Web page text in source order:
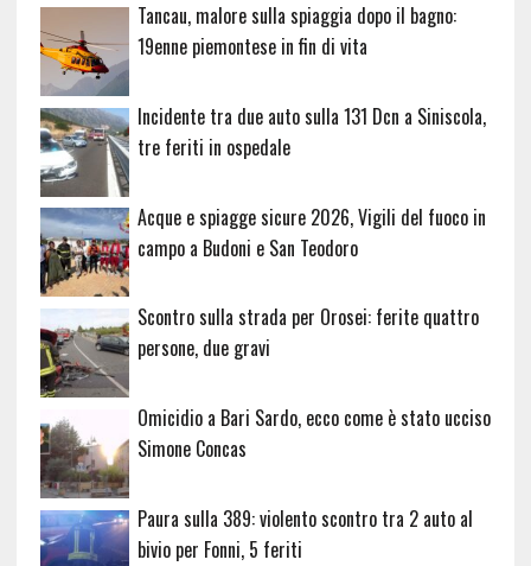
Tancau, malore sulla spiaggia dopo il bagno:
19enne piemontese in fin di vita
Incidente tra due auto sulla 131 Dcn a Siniscola,
tre feriti in ospedale
Acque e spiagge sicure 2026, Vigili del fuoco in
campo a Budoni e San Teodoro
Scontro sulla strada per Orosei: ferite quattro
persone, due gravi
Omicidio a Bari Sardo, ecco come è stato ucciso
Simone Concas
Paura sulla 389: violento scontro tra 2 auto al
bivio per Fonni, 5 feriti